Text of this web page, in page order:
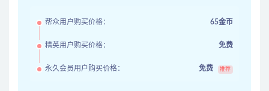
帮众用户购买价格： 65金币
精英用户购买价格： 免费
永久会员用户购买价格： 免费 推荐